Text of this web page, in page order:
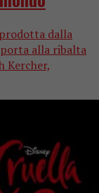
dalla
alla ribalta
Kercher,